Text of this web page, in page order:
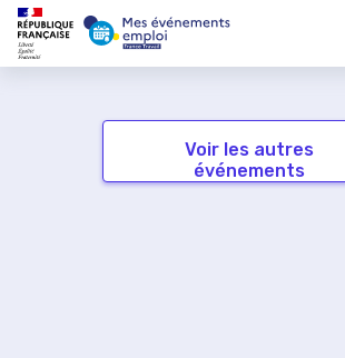
Voir les autres
événements